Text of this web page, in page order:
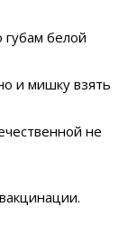
губам белой
и мишку взять
не